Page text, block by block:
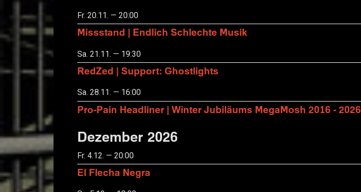
Fr. 20.11. — 20:00
Missstand | Endlich Schlechte Musik
Sa. 21.11. — 19:30
RedZed | Support: Ghostlights
Sa. 28.11. — 16:00
Pro-Pain Headliner | Winter Jubiläums MegaMosh 2016 - 2026
Dezember 2026
Fr. 4.12. — 20:00
El Flecha Negra